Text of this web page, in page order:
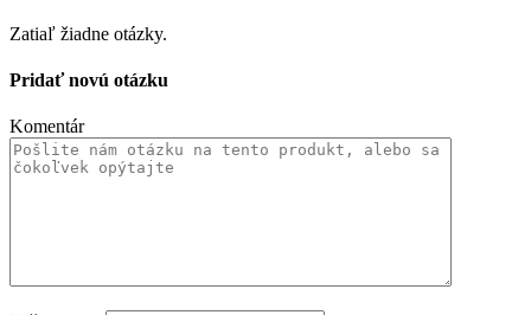
Zatiaľ žiadne otázky.
Pridať novú otázku
Komentár